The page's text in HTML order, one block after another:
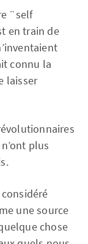
¨self
en train de
connu la
laisser
plus
une source
chose